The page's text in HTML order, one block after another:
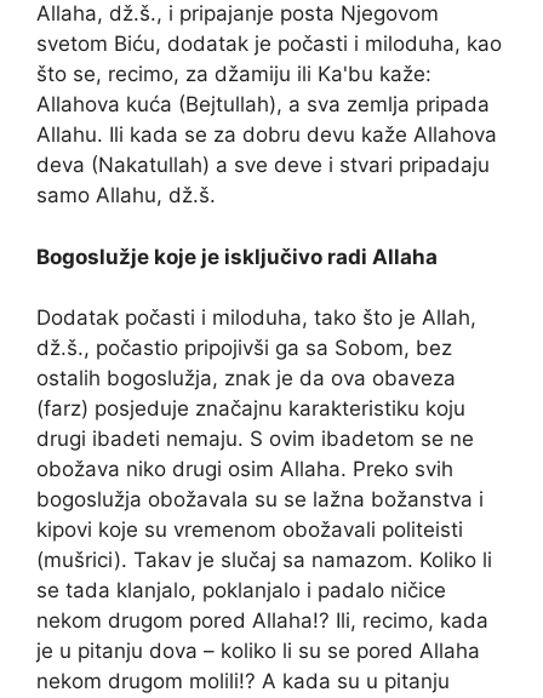
Allaha, dž.š., i pripajanje posta Njegovom
svetom Biću, dodatak je počasti i miloduha, kao
što se, recimo, za džamiju ili Ka'bu kaže:
Allahova kuća (Bejtullah), a sva zemlja pripada
Allahu. Ili kada se za dobru devu kaže Allahova
deva (Nakatullah) a sve deve i stvari pripadaju
samo Allahu, dž.š.
Bogoslužje koje je isključivo radi Allaha
Dodatak počasti i miloduha, tako što je Allah,
dž.š., počastio pripojivši ga sa Sobom, bez
ostalih bogoslužja, znak je da ova obaveza
(farz) posjeduje značajnu karakteristiku koju
drugi ibadeti nemaju. S ovim ibadetom se ne
obožava niko drugi osim Allaha. Preko svih
bogoslužja obožavala su se lažna božanstva i
kipovi koje su vremenom obožavali politeisti
(mušrici). Takav je slučaj sa namazom. Koliko li
se tada klanjalo, poklanjalo i padalo ničice
nekom drugom pored Allaha!? Ili, recimo, kada
je u pitanju dova – koliko li su se pored Allaha
nekom drugom molili!? A kada su u pitanju